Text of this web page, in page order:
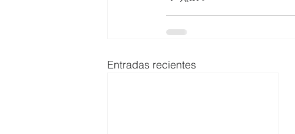
Entradas recientes